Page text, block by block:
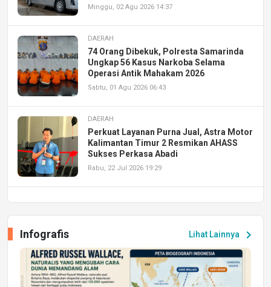
Minggu, 02 Agu 2026 14:37
DAERAH
74 Orang Dibekuk, Polresta Samarinda
Ungkap 56 Kasus Narkoba Selama
Operasi Antik Mahakam 2026
Sabtu, 01 Agu 2026 06:43
DAERAH
Perkuat Layanan Purna Jual, Astra Motor
Kalimantan Timur 2 Resmikan AHASS
Sukses Perkasa Abadi
Rabu, 22 Jul 2026 19:29
Peluang Kerja dan Magang
Jumat, 17 Jul 2026 22:30
DAERAH
Lihat Lainnya chevron_right
Infografis